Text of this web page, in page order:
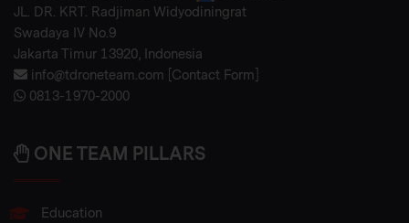
JL. DR. KRT. Radjiman Widyodiningrat
Swadaya IV No.9
Jakarta Timur 13920, Indonesia
info@tdroneteam.com Contact Form
0813-1970-2000
ONE TEAM PILLARS
Education